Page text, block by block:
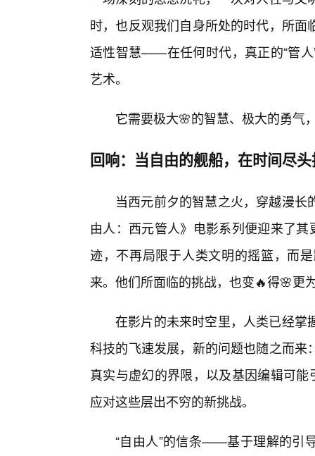
时，也反观我们自身所处的时代，所
适性智慧——在任何时代，真正的“管
艺术。
它需要极大🌸的智慧、极大的勇气
回响：当自由的舰船，在时间尽
当西元前夕的智慧之火，穿越漫
由人：西元管人》电影系列便迎来了
迹，不再局限于人类文明的摇篮，而
来。他们所面临的挑战，也变🔥得🌸更
在影片的未来时空里，人类已经掌
科技的飞速发展，新的问题也随之而
真实与虚幻的界限，以及基因编辑可
应对这些层出不穷的新挑战。
“自由人”的信条——基于理解的引